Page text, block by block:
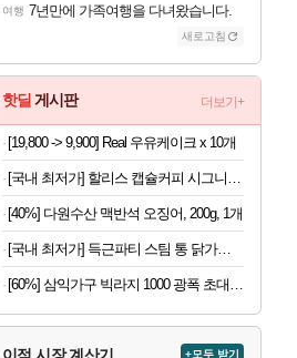
여행 7년만에 가족여행을 다녀왔습니다.
새로고침
핫딜 게시판 더보기+
[19,800 -> 9,900] Real 우유케이크 x 10개
[40%] 다원수산 맥반석 오징어, 200g, 1개
[국내 최저가] 득근파티 스팀 통 닭가슴살 6종 혼합 x 30팩
[60%] 삼익가구 빅라지 1000 광폭 초대형 서랍장, 화이트+오크, 1000mm, 5단
+모두 받기